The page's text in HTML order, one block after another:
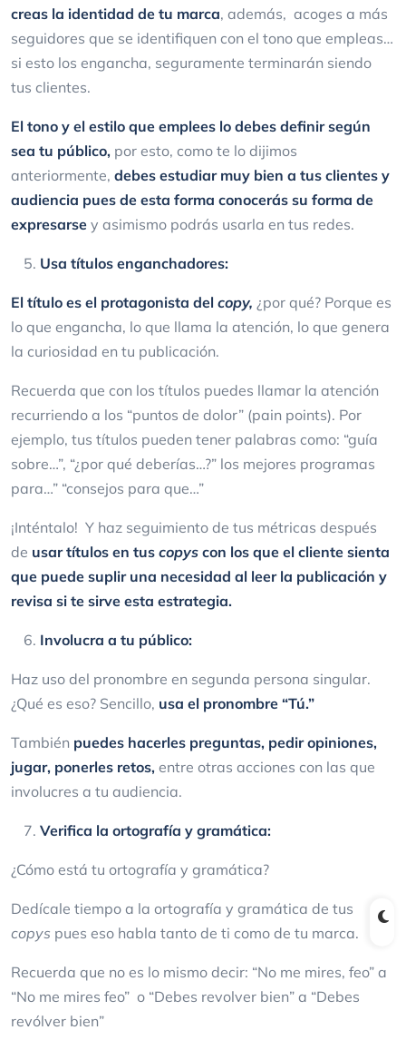
creas la identidad de tu marca, además, acoges a más
seguidores que se identifiquen con el tono que empleas…
si esto los engancha, seguramente terminarán siendo
tus clientes.
El tono y el estilo que emplees lo debes definir según
sea tu público, por esto, como te lo dijimos
anteriormente, debes estudiar muy bien a tus clientes y
audiencia pues de esta forma conocerás su forma de
expresarse y asimismo podrás usarla en tus redes.
Usa títulos enganchadores:
El título es el protagonista del copy, ¿por qué? Porque es
lo que engancha, lo que llama la atención, lo que genera
la curiosidad en tu publicación.
Recuerda que con los títulos puedes llamar la atención
recurriendo a los “puntos de dolor” (pain points). Por
ejemplo, tus títulos pueden tener palabras como: “guía
sobre…”, “¿por qué deberías…?” los mejores programas
para…” “consejos para que…”
¡Inténtalo! Y haz seguimiento de tus métricas después
de usar títulos en tus copys con los que el cliente sienta
que puede suplir una necesidad al leer la publicación y
revisa si te sirve esta estrategia.
Involucra a tu público:
Haz uso del pronombre en segunda persona singular.
¿Qué es eso? Sencillo, usa el pronombre “Tú.”
También puedes hacerles preguntas, pedir opiniones,
jugar, ponerles retos, entre otras acciones con las que
involucres a tu audiencia.
Verifica la ortografía y gramática:
¿Cómo está tu ortografía y gramática?
Dedícale tiempo a la ortografía y gramática de tus
copys pues eso habla tanto de ti como de tu marca.
Recuerda que no es lo mismo decir: “No me mires, feo” a
“No me mires feo” o “Debes revolver bien” a “Debes
revólver bien”